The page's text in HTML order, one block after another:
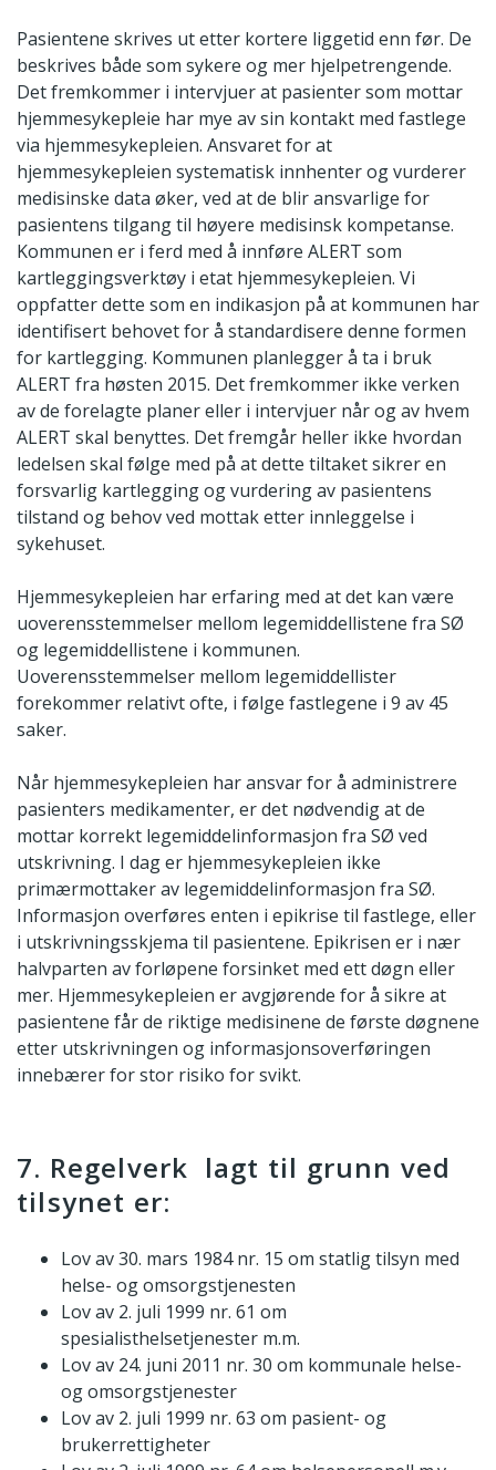
Pasientene skrives ut etter kortere liggetid enn før. De
beskrives både som sykere og mer hjelpetrengende.
Det fremkommer i intervjuer at pasienter som mottar
hjemmesykepleie har mye av sin kontakt med fastlege
via hjemmesykepleien. Ansvaret for at
hjemmesykepleien systematisk innhenter og vurderer
medisinske data øker, ved at de blir ansvarlige for
pasientens tilgang til høyere medisinsk kompetanse.
Kommunen er i ferd med å innføre ALERT som
kartleggingsverktøy i etat hjemmesykepleien. Vi
oppfatter dette som en indikasjon på at kommunen har
identifisert behovet for å standardisere denne formen
for kartlegging. Kommunen planlegger å ta i bruk
ALERT fra høsten 2015. Det fremkommer ikke verken
av de forelagte planer eller i intervjuer når og av hvem
ALERT skal benyttes. Det fremgår heller ikke hvordan
ledelsen skal følge med på at dette tiltaket sikrer en
forsvarlig kartlegging og vurdering av pasientens
tilstand og behov ved mottak etter innleggelse i
sykehuset.
Hjemmesykepleien har erfaring med at det kan være
uoverensstemmelser mellom legemiddellistene fra SØ
og legemiddellistene i kommunen.
Uoverensstemmelser mellom legemiddellister
forekommer relativt ofte, i følge fastlegene i 9 av 45
saker.
Når hjemmesykepleien har ansvar for å administrere
pasienters medikamenter, er det nødvendig at de
mottar korrekt legemiddelinformasjon fra SØ ved
utskrivning. I dag er hjemmesykepleien ikke
primærmottaker av legemiddelinformasjon fra SØ.
Informasjon overføres enten i epikrise til fastlege, eller
i utskrivningsskjema til pasientene. Epikrisen er i nær
halvparten av forløpene forsinket med ett døgn eller
mer. Hjemmesykepleien er avgjørende for å sikre at
pasientene får de riktige medisinene de første døgnene
etter utskrivningen og informasjonsoverføringen
innebærer for stor risiko for svikt.
7. Regelverk lagt til grunn ved
tilsynet er:
Lov av 30. mars 1984 nr. 15 om statlig tilsyn med
helse- og omsorgstjenesten
Lov av 2. juli 1999 nr. 61 om
spesialisthelsetjenester m.m.
Lov av 24. juni 2011 nr. 30 om kommunale helse-
og omsorgstjenester
Lov av 2. juli 1999 nr. 63 om pasient- og
brukerrettigheter